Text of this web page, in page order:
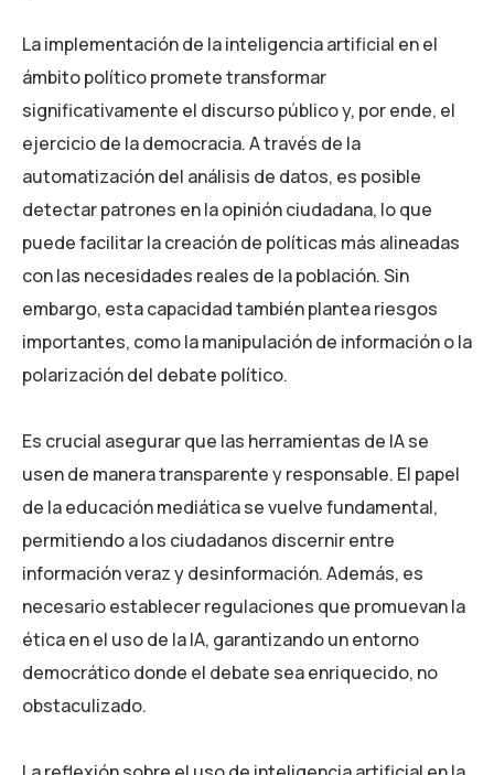
La implementación de la inteligencia artificial en el
ámbito político promete transformar
significativamente el discurso público y, por ende, el
ejercicio de la democracia. A través de la
automatización del análisis de datos, es posible
detectar patrones en la opinión ciudadana, lo que
puede facilitar la creación de políticas más alineadas
con las necesidades reales de la población. Sin
embargo, esta capacidad también plantea riesgos
importantes, como la manipulación de información o la
polarización del debate político.
Es crucial asegurar que las herramientas de IA se
usen de manera transparente y responsable. El papel
de la educación mediática se vuelve fundamental,
permitiendo a los ciudadanos discernir entre
información veraz y desinformación. Además, es
necesario establecer regulaciones que promuevan la
ética en el uso de la IA, garantizando un entorno
democrático donde el debate sea enriquecido, no
obstaculizado.